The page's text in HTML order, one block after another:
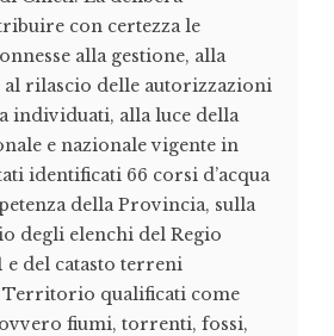
con certezza le
alla gestione, alla
al rilascio delle autorizzazioni
individuati, alla luce della
e nazionale vigente in
identificati 66 corsi d’acqua
della Provincia, sulla
degli elenchi del Regio
e del catasto terreni
Territorio qualificati come
fiumi, torrenti, fossi,